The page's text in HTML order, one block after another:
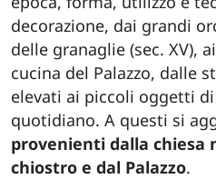
decorazione, dai grandi
delle granaglie (sec. XV),
cucina del Palazzo, dalle
elevati ai piccoli oggetti
quotidiano. A questi si
provenienti dalla chiesa
chiostro e dal Palazzo.